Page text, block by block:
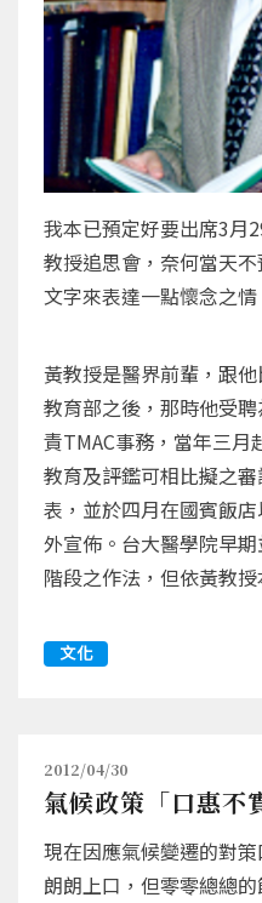
我本已預定好要出席3月
教授追思會，奈何當天
文字來表達一點懷念之情
黃教授是醫界前輩，跟
教育部之後，那時他受
責TMAC事務，當年三月
教育及評鑑可相比擬之
表，並於四月在國賓飯
外宣佈。台大醫學院早
階段之作法，但依黃教授
文化
2012/04/30
氣候政策「口惠不
現在因應氣候變遷的對
朗朗上口，但零零總總